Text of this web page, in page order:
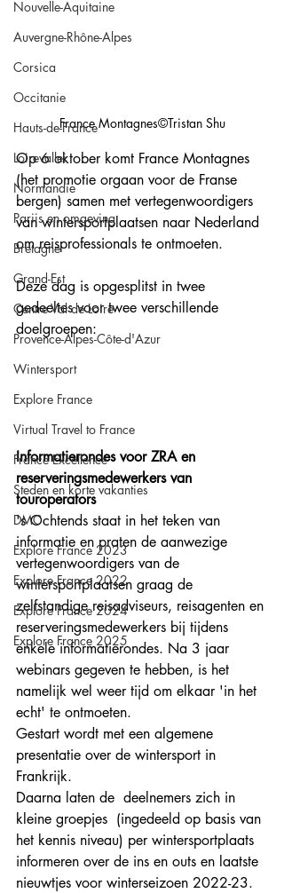
Nouvelle-Aquitaine
Auvergne-Rhône-Alpes
Corsica
Occitanie
Hauts-de-France
Loirevallei
Normandie
Parijs en omgeving
Bretagne
Grand-Est
Centre Val de Loire
Provence-Alpes-Côte-d'Azur
Wintersport
Explore France
Virtual Travel to France
France Excellence
Steden en korte vakanties
DMC
Explore France 2023
Explore France 2022
Explore France 2024
Explore France 2025
France Montagnes©Tristan Shu
Op 6 oktober komt France Montagnes
(het promotie orgaan voor de Franse
bergen) samen met vertegenwoordigers
van wintersportplaatsen naar Nederland
om reisprofessionals te ontmoeten.
Deze dag is opgesplitst in twee
gedeeltes voor twee verschillende
doelgroepen:
Informatierondes voor ZRA en
reserveringsmedewerkers van
touroperators
's Ochtends staat in het teken van
informatie en praten de aanwezige
vertegenwoordigers van de
wintersportplaatsen graag de
zelfstandige reisadviseurs, reisagenten en
reserveringsmedewerkers bij tijdens
enkele informatierondes. Na 3 jaar
webinars gegeven te hebben, is het
namelijk wel weer tijd om elkaar 'in het
echt' te ontmoeten.
Gestart wordt met een algemene
presentatie over de wintersport in
Frankrijk.
Daarna laten de  deelnemers zich in
kleine groepjes  (ingedeeld op basis van
het kennis niveau) per wintersportplaats
informeren over de ins en outs en laatste
nieuwtjes voor winterseizoen 2022-23.